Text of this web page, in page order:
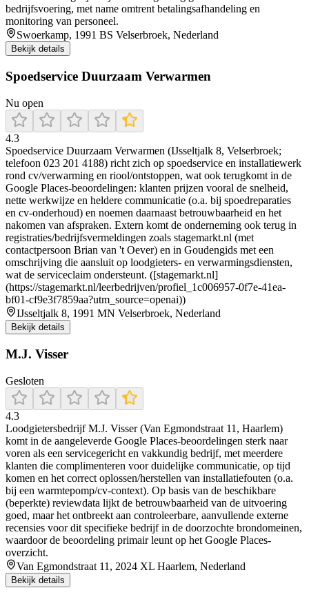
bedrijfsvoering, met name omtrent betalingsafhandeling en
monitoring van personeel.
Swoerkamp, 1991 BS Velserbroek, Nederland
Bekijk details
Spoedservice Duurzaam Verwarmen
Nu open
4.3
Spoedservice Duurzaam Verwarmen (IJsseltjalk 8, Velserbroek;
telefoon 023 201 4188) richt zich op spoedservice en installatiewerk
rond cv/verwarming en riool/ontstoppen, wat ook terugkomt in de
Google Places-beoordelingen: klanten prijzen vooral de snelheid,
nette werkwijze en heldere communicatie (o.a. bij spoedreparaties
en cv-onderhoud) en noemen daarnaast betrouwbaarheid en het
nakomen van afspraken. Extern komt de onderneming ook terug in
registraties/bedrijfsvermeldingen zoals stagemarkt.nl (met
contactpersoon Brian van 't Oever) en in Goudengids met een
omschrijving die aansluit op loodgieters- en verwarmingsdiensten,
wat de serviceclaim ondersteunt. ([stagemarkt.nl]
(https://stagemarkt.nl/leerbedrijven/profiel_1c006957-0f7e-41ea-
bf01-cf9e3f7859aa?utm_source=openai))
IJsseltjalk 8, 1991 MN Velserbroek, Nederland
Bekijk details
M.J. Visser
Gesloten
4.3
Loodgietersbedrijf M.J. Visser (Van Egmondstraat 11, Haarlem)
komt in de aangeleverde Google Places-beoordelingen sterk naar
voren als een servicegericht en vakkundig bedrijf, met meerdere
klanten die complimenteren voor duidelijke communicatie, op tijd
komen en het correct oplossen/herstellen van installatiefouten (o.a.
bij een warmtepomp/cv-context). Op basis van de beschikbare
(beperkte) reviewdata lijkt de betrouwbaarheid van de uitvoering
goed, maar het ontbreekt aan controleerbare, aanvullende externe
recensies voor dit specifieke bedrijf in de doorzochte brondomeinen,
waardoor de beoordeling primair leunt op het Google Places-
overzicht.
Van Egmondstraat 11, 2024 XL Haarlem, Nederland
Bekijk details